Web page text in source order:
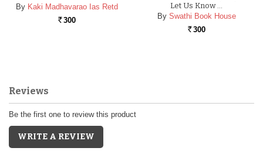
By Kaki Madhavarao Ias Retd
Rs. 300
Let Us Know …
By Swathi Book House
Rs. 300
Reviews
Be the first one to review this product
WRITE A REVIEW